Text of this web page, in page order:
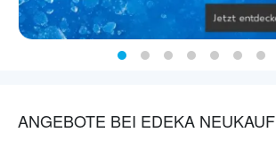
ANGEBOTE BEI EDEKA NEUKAUF